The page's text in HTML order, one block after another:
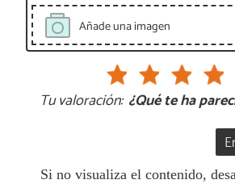
Añade una imagen
Tu valoración: ¿Qué te ha
Si no visualiza el contenido,